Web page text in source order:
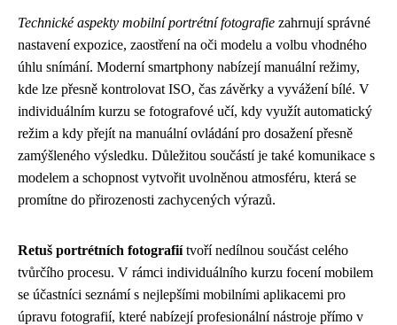
Technické aspekty mobilní portrétní fotografie zahrnují správné
nastavení expozice, zaostření na oči modelu a volbu vhodného
úhlu snímání. Moderní smartphony nabízejí manuální režimy,
kde lze přesně kontrolovat ISO, čas závěrky a vyvážení bílé. V
individuálním kurzu se fotografové učí, kdy využít automatický
režim a kdy přejít na manuální ovládání pro dosažení přesně
zamýšleného výsledku. Důležitou součástí je také komunikace s
modelem a schopnost vytvořit uvolněnou atmosféru, která se
promítne do přirozenosti zachycených výrazů.
Retuš portrétních fotografiítvoří nedílnou součást celého
tvůrčího procesu. V rámci individuálního kurzu focení mobilem
se účastníci seznámí s nejlepšími mobilními aplikacemi pro
úpravu fotografií, které nabízejí profesionální nástroje přímo v